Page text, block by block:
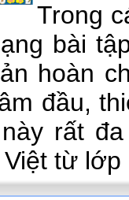
Trong
bài
hoàn
đầu,
rất
từ lớp